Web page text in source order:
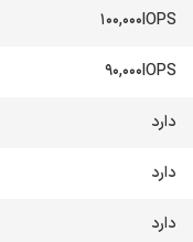
100,000IOPS
90,000IOPS
دارد
دارد
دارد